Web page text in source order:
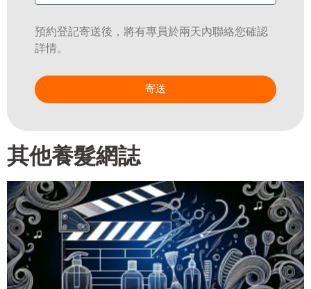
預約登記寄送後，將有專員於兩天內聯絡您確認
詳情。
寄送
其他養髮網誌